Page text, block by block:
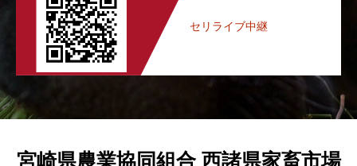
セリライブ中継
宮崎県農業協同組合 西諸県家畜市場